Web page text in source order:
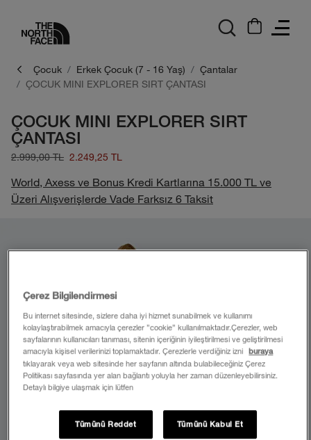
Çocuk Erkek Çocuk (7 - 16 Yaş)
Çantalar
ÇOCUK MINI EXPLORER SIRT ÇANTASI
ÇOCUK MINI EXPLORER SIRT
ÇANTASI
2.249,25 TL
2.999,00 TL
World, Axess ve Bonus Kredi Kartlarına 15.000 TL ve
Üzeri Alışverişlerde Vade Farksız 6 Taksit
Çerez Bilgilendirmesi
Bu internet sitesinde, sizlere daha iyi hizmet sunabilmek ve kullanımı
kolaylaştırabilmek amacıyla çerezler ”cookie” kullanılmaktadır.Çerezler, web
sayfalarının kullanıcıları tanıması, sitenin içeriğinin iyileştirilmesi ve geliştirilmesi
amacıyla kişisel verilerinizi toplamaktadır. Çerezlerle verdiğiniz izni
buraya
tıklayarak veya web sitesinde her sayfanın altında bulabileceğiniz Çerez
Politikası sayfasında yer alan bağlantı yoluyla her zaman düzenleyebilirsiniz.
Detaylı bilgiye ulaşmak için lütfen
Tümünü Reddet Tümünü Kabul Et